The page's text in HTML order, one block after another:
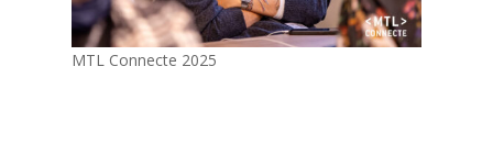
MTL Connecte 2025